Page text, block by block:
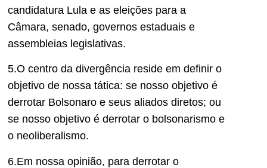
candidatura Lula e as eleições para a
Câmara, senado, governos estaduais e
assembleias legislativas.
5.O centro da divergência reside em definir o
objetivo de nossa tática: se nosso objetivo é
derrotar Bolsonaro e seus aliados diretos; ou
se nosso objetivo é derrotar o bolsonarismo e
o neoliberalismo.
6.Em nossa opinião, para derrotar o